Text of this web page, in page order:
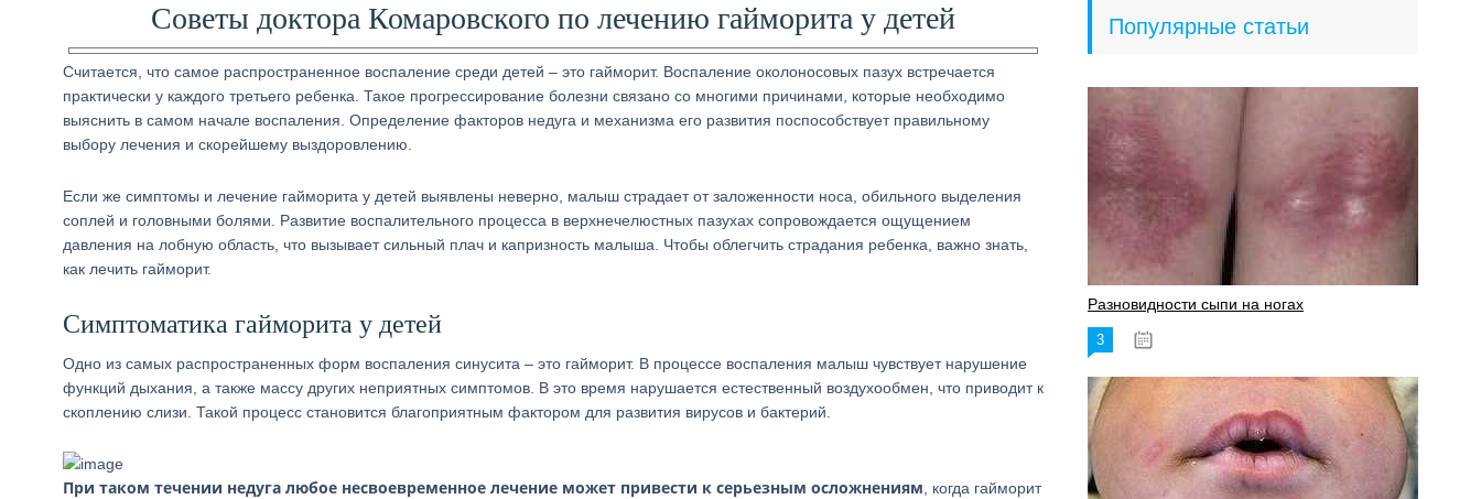
Советы доктора Комаровского по лечению гайморита у детей
Считается, что самое распространенное воспаление среди детей – это гайморит. Воспаление околоносовых пазух встречается
практически у каждого третьего ребенка. Такое прогрессирование болезни связано со многими причинами, которые необходимо
выяснить в самом начале воспаления. Определение факторов недуга и механизма его развития поспособствует правильному
выбору лечения и скорейшему выздоровлению.
Если же симптомы и лечение гайморита у детей выявлены неверно, малыш страдает от заложенности носа, обильного выделения
соплей и головными болями. Развитие воспалительного процесса в верхнечелюстных пазухах сопровождается ощущением
давления на лобную область, что вызывает сильный плач и капризность малыша. Чтобы облегчить страдания ребенка, важно знать,
как лечить гайморит.
Симптоматика гайморита у детей
Одно из самых распространенных форм воспаления синусита – это гайморит. В процессе воспаления малыш чувствует нарушение
функций дыхания, а также массу других неприятных симптомов. В это время нарушается естественный воздухообмен, что приводит к
скоплению слизи. Такой процесс становится благоприятным фактором для развития вирусов и бактерий.
При таком течении недуга любое несвоевременное лечение может привести к серьезным осложнениям , когда гайморит
Популярные статьи
Разновидности сыпи на ногах
3